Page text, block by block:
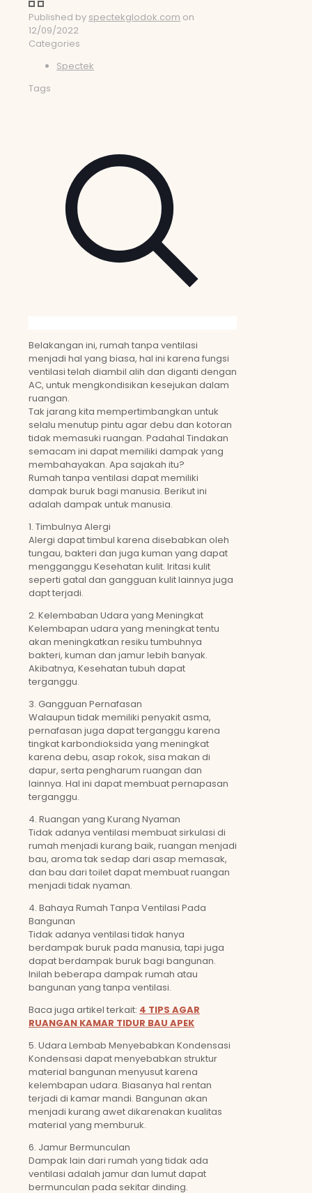
Published by spectekglodok.com on
12/09/2022
Categories
Spectek
Tags
Belakangan ini, rumah tanpa ventilasi
menjadi hal yang biasa, hal ini karena fungsi
ventilasi telah diambil alih dan diganti dengan
AC, untuk mengkondisikan kesejukan dalam
ruangan.
Tak jarang kita mempertimbangkan untuk
selalu menutup pintu agar debu dan kotoran
tidak memasuki ruangan. Padahal Tindakan
semacam ini dapat memiliki dampak yang
membahayakan. Apa sajakah itu?
Rumah tanpa ventilasi dapat memiliki
dampak buruk bagi manusia. Berikut ini
adalah dampak untuk manusia.
1. Timbulnya Alergi
Alergi dapat timbul karena disebabkan oleh
tungau, bakteri dan juga kuman yang dapat
mengganggu Kesehatan kulit. Iritasi kulit
seperti gatal dan gangguan kulit lainnya juga
dapt terjadi.
2. Kelembaban Udara yang Meningkat
Kelembapan udara yang meningkat tentu
akan meningkatkan resiku tumbuhnya
bakteri, kuman dan jamur lebih banyak.
Akibatnya, Kesehatan tubuh dapat
terganggu.
3. Gangguan Pernafasan
Walaupun tidak memiliki penyakit asma,
pernafasan juga dapat terganggu karena
tingkat karbondioksida yang meningkat
karena debu, asap rokok, sisa makan di
dapur, serta pengharum ruangan dan
lainnya. Hal ini dapat membuat pernapasan
terganggu.
4. Ruangan yang Kurang Nyaman
Tidak adanya ventilasi membuat sirkulasi di
rumah menjadi kurang baik, ruangan menjadi
bau, aroma tak sedap dari asap memasak,
dan bau dari toilet dapat membuat ruangan
menjadi tidak nyaman.
4. Bahaya Rumah Tanpa Ventilasi Pada
Bangunan
Tidak adanya ventilasi tidak hanya
berdampak buruk pada manusia, tapi juga
dapat berdampak buruk bagi bangunan.
Inilah beberapa dampak rumah atau
bangunan yang tanpa ventilasi.
Baca juga artikel terkait: 4 TIPS AGAR
RUANGAN KAMAR TIDUR BAU APEK
5. Udara Lembab Menyebabkan Kondensasi
Kondensasi dapat menyebabkan struktur
material bangunan menyusut karena
kelembapan udara. Biasanya hal rentan
terjadi di kamar mandi. Bangunan akan
menjadi kurang awet dikarenakan kualitas
material yang memburuk.
6. Jamur Bermunculan
Dampak lain dari rumah yang tidak ada
ventilasi adalah jamur dan lumut dapat
bermunculan pada sekitar dinding.